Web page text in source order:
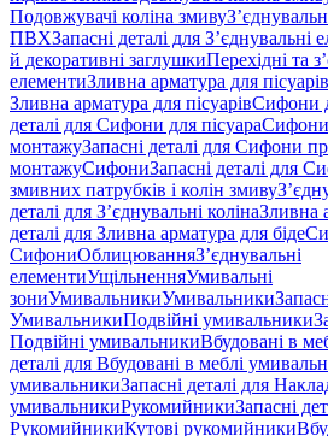
Подовжувачі коліна змиву
ПВХЗапасні деталі для
й декоративні заглушкиПерехідні та
елементиЗливна арматура для пісуарів
Зливна арматура для пісуарівСифони
деталі для Сифони для пісуараСифони
монтажуЗапасні деталі для Сифони
монтажуСифониЗапасні деталі для
змивних патрубків і колін змиву
деталі для З’єднувальні колінаЗливна
деталі для Зливна арматура для біде
СифониОблицюванняЗ’єднувальні
елементиУщільненняУмивальні
зониУмивальникиУмивальники
УмивальникиПодвійні умивальники
Подвійні умивальникиВбудовані в
деталі для Вбудовані в меблі
умивальникиЗапасні деталі для
умивальникиРукомийникиЗапасні
РукомийникиКутові рукомийники